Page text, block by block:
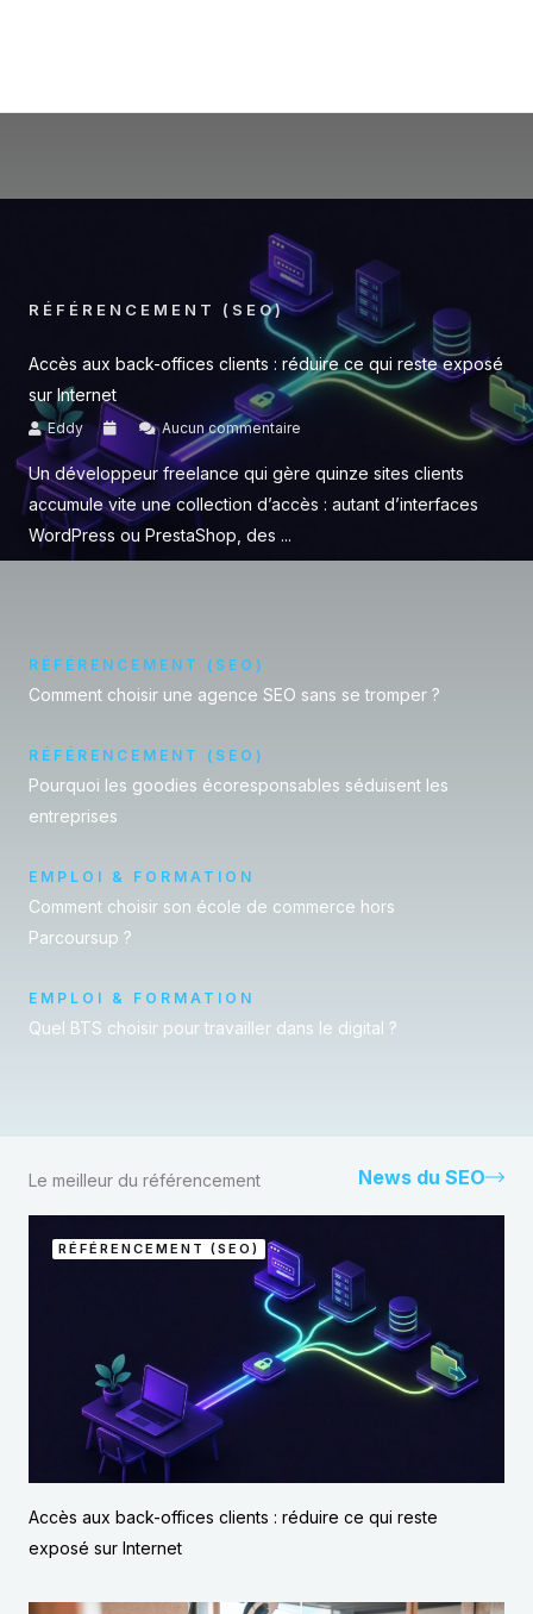
RÉFÉRENCEMENT (SEO)
Accès aux back-offices clients : réduire ce qui reste exposé
sur Internet
Eddy Aucun commentaire
Un développeur freelance qui gère quinze sites clients
accumule vite une collection d’accès : autant d’interfaces
WordPress ou PrestaShop, des ...
RÉFÉRENCEMENT (SEO)
Comment choisir une agence SEO sans se tromper ?
RÉFÉRENCEMENT (SEO)
Pourquoi les goodies écoresponsables séduisent les
entreprises
EMPLOI & FORMATION
Comment choisir son école de commerce hors
Parcoursup ?
EMPLOI & FORMATION
Quel BTS choisir pour travailler dans le digital ?
Le meilleur du référencement News du SEO
RÉFÉRENCEMENT (SEO)
Accès aux back-offices clients : réduire ce qui reste
exposé sur Internet